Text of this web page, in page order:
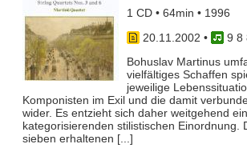
1 CD • 64min • 1996
20.11.2002 •
9 8
Bohuslav Martinus
vielfältiges Schaffen
jeweilige
Komponisten im Exil und die damit
wider. Es entzieht sich daher weitgehend
kategorisierenden stilistischen Einordnung.
sieben erhaltenen [...]